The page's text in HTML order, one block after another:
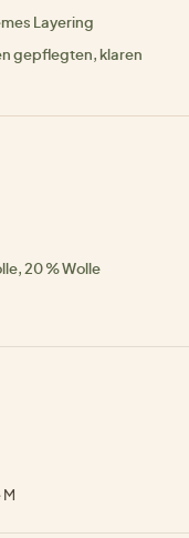
Layering
gepflegten, klaren
20 % Wolle